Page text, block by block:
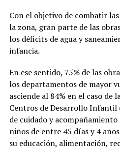
Con el objetivo de combatir
la zona, gran parte de las
los déficits de agua y
infancia.
En ese sentido, 75% de las
los departamentos de mayor
asciende al 84% en el caso de
Centros de Desarrollo Infantil
de cuidado y
niños de entre 45 días y 4
su educación, alimentación,